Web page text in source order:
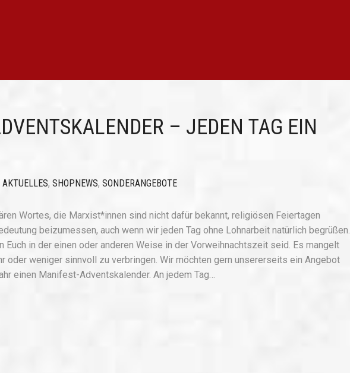
– JEDEN TAG EIN
AKTUELLES, SHOPNEWS, SONDERANGEBOTE
Wortes, die Marxist*innen sind nicht dafür bekannt, religiösen Feiertagen
beizumessen, auch wenn wir jeden Tag ohne Lohnarbeit natürlich begrüßen.
Euch in der einen oder anderen Weise in der Vorweihnachtszeit seid. Es mangelt
oder weniger sinnvoll zu verbringen. Wir möchten gern unsererseits ein Angebot
einen Manifest-Adventskalender. An jedem Tag…